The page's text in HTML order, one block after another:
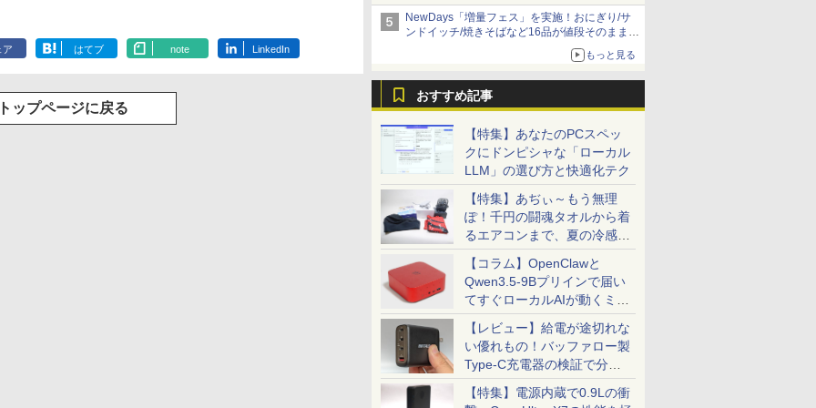
NewDays「増量フェス」を実施！おにぎり/サ
ンドイッチ/焼きそばなど16品が値段そのままで
もっと見る
おすすめ記事
【特集】あなたのPCスペッ
クにドンピシャな「ローカル
LLM」の選び方と快適化テク
【特集】あぢぃ～もう無理
ぽ！千円の闘魂タオルから着
るエアコンまで、夏の冷感グ
ッズ一挙紹介
【コラム】OpenClawと
Qwen3.5-9Bプリインで届い
てすぐローカルAIが動くミニ
PC「SER9 Pro」
【レビュー】給電が途切れな
い優れもの！バッファロー製
Type-C充電器の検証で分か
ったこと
【特集】電源内蔵で0.9Lの衝
ア はてブ note LinkedIn
トップページに戻る